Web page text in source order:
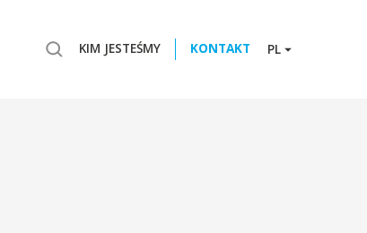
KIM JESTEŚMY KONTAKT PL